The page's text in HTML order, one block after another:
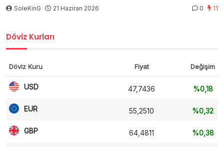
SoleKinG 21 Haziran 2026 0 11
Döviz Kurları
Döviz Kuru Fiyat Değişim
USD 47,7436 %0,18
EUR 55,2510 %0,32
GBP 64,4811 %0,38